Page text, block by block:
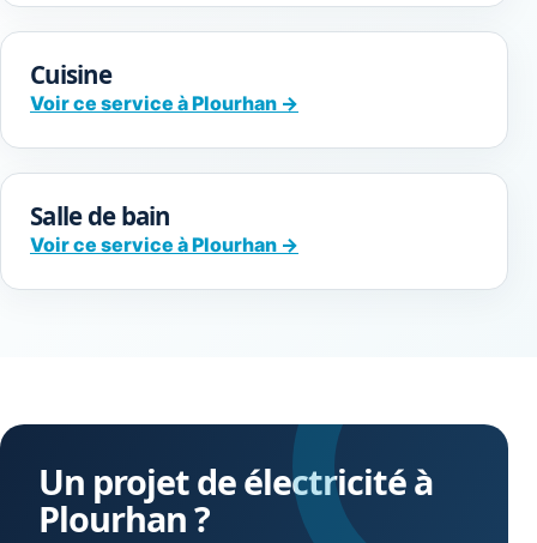
Cuisine
Voir ce service à Plourhan →
Salle de bain
Voir ce service à Plourhan →
Un projet de électricité à
Plourhan ?